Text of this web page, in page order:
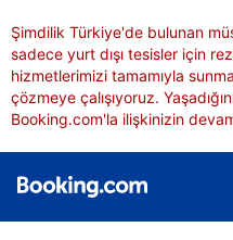
Şimdilik Türkiye'de bulunan
sadece yurt dışı tesisler için
hizmetlerimizi tamamıyla
çözmeye çalışıyoruz.
Booking.com'la ilişkinizin